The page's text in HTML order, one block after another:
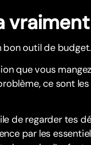
bon outil de budget.
que vous
ce sont
de regarder tes
par les